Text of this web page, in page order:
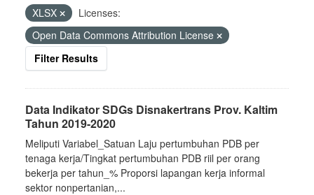
XLSX
Licenses:
Open Data Commons Attribution License
Filter Results
Data Indikator SDGs Disnakertrans Prov. Kaltim
Tahun 2019-2020
Meliputi Variabel_Satuan Laju pertumbuhan PDB per
tenaga kerja/Tingkat pertumbuhan PDB riil per orang
bekerja per tahun_% Proporsi lapangan kerja informal
sektor nonpertanian,...